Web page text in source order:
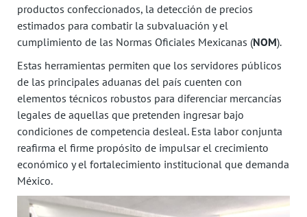
productos confeccionados, la detección de precios
estimados para combatir la subvaluación y el
cumplimiento de las Normas Oficiales Mexicanas (NOM).
Estas herramientas permiten que los servidores públicos
de las principales aduanas del país cuenten con
elementos técnicos robustos para diferenciar mercancías
legales de aquellas que pretenden ingresar bajo
condiciones de competencia desleal. Esta labor conjunta
reafirma el firme propósito de impulsar el crecimiento
económico y el fortalecimiento institucional que demanda
México.